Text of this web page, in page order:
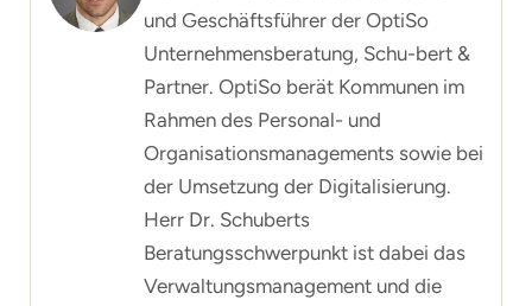
und Geschäftsführer der OptiSo
Unternehmensberatung, Schu-bert &
Partner. OptiSo berät Kommunen im
Rahmen des Personal- und
Organisationsmanagements sowie bei
der Umsetzung der Digitalisierung.
Herr Dr. Schuberts
Beratungsschwerpunkt ist dabei das
Verwaltungsmanagement und die